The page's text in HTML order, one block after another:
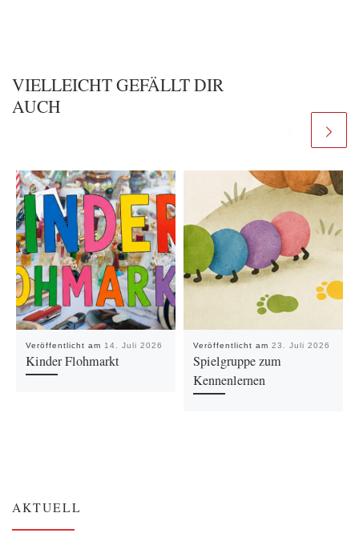
VIELLEICHT GEFÄLLT DIR
AUCH
Veröffentlicht am 14. Juli 2026
Kinder Flohmarkt
Veröffentlicht am 23. Juli 2026
Spielgruppe zum
Kennenlernen
AKTUELL